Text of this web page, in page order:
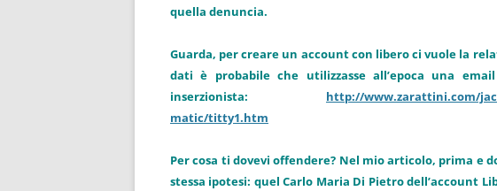
quella denuncia.
Guarda, per creare un account con libero ci vuole la
dati è probabile che utilizzasse all’epoca una
inserzionista: http://www.zarattini.com/
matic/titty1.htm
Per cosa ti dovevi offendere? Nel mio articolo, prima e
stessa ipotesi: quel Carlo Maria Di Pietro dell’account